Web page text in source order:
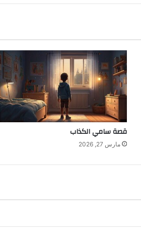
قصة سامي الكذاب
مارس 27, 2026